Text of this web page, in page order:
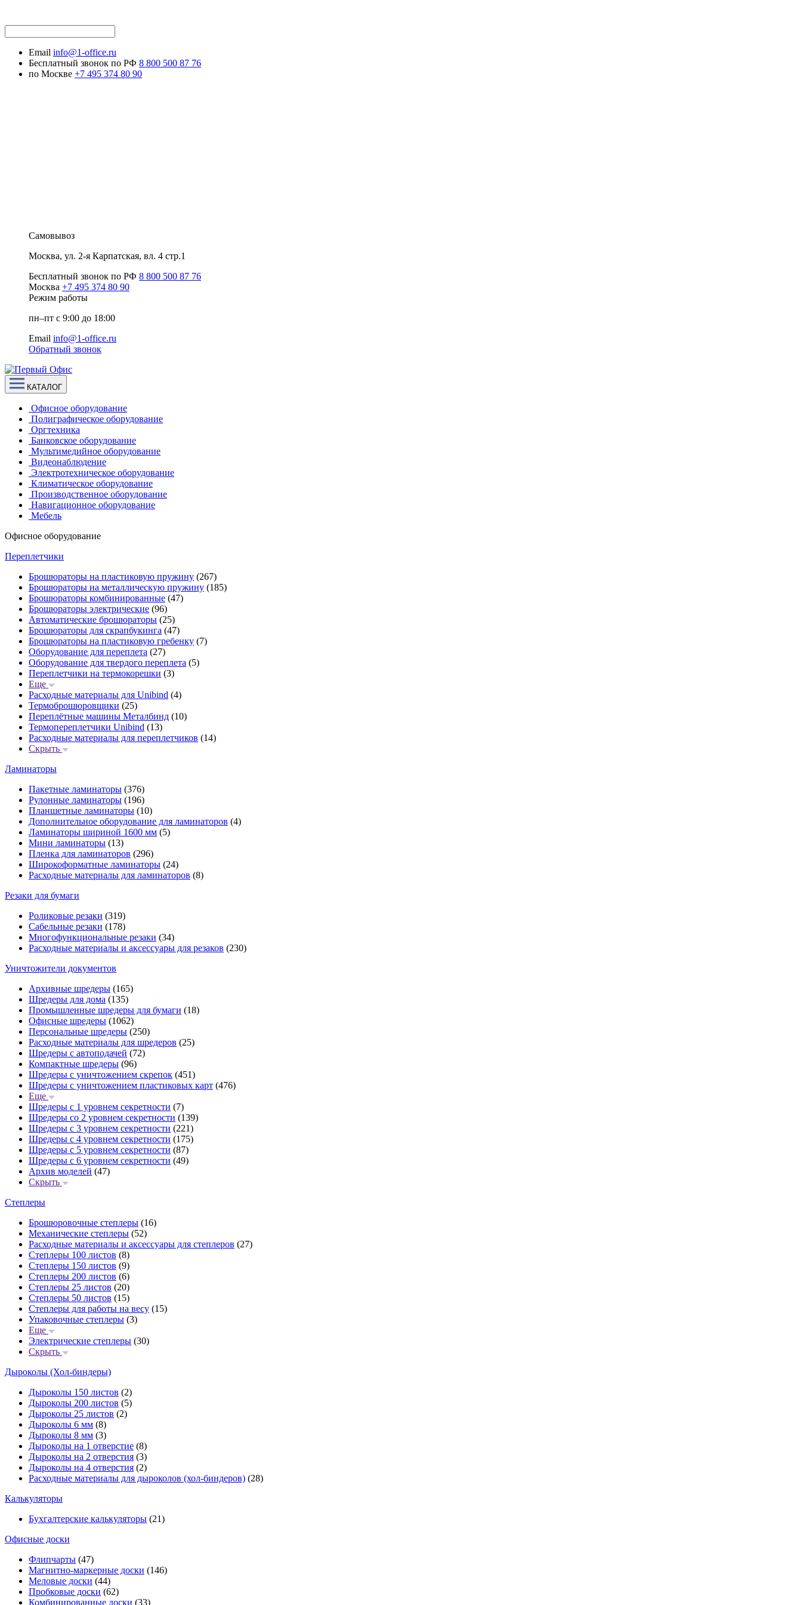
Email info@1-office.ru
Бесплатный звонок по РФ 8 800 500 87 76
по Москве +7 495 374 80 90
Самовывоз
Москва, ул. 2-я Карпатская, вл. 4 стр.1
Бесплатный звонок по РФ 8 800 500 87 76
Москва +7 495 374 80 90
Режим работы
пн–пт с 9:00 до 18:00
Email info@1-office.ru
Обратный звонок
КАТАЛОГ
Офисное оборудование
Полиграфическое оборудование
Оргтехника
Банковское оборудование
Мультимедийное оборудование
Видеонаблюдение
Электротехническое оборудование
Климатическое оборудование
Производственное оборудование
Навигационное оборудование
Мебель
Офисное оборудование
Переплетчики
Брошюраторы на пластиковую пружину (267)
Брошюраторы на металлическую пружину (185)
Брошюраторы комбинированные (47)
Брошюраторы электрические (96)
Автоматические брошюраторы (25)
Брошюраторы для скрапбукинга (47)
Брошюраторы на пластиковую гребенку (7)
Оборудование для переплета (27)
Оборудование для твердого переплета (5)
Переплетчики на термокорешки (3)
Еще
Расходные материалы для Unibind (4)
Термоброшюровщики (25)
Переплётные машины Металбинд (10)
Термопереплетчики Unibind (13)
Расходные материалы для переплетчиков (14)
Скрыть
Ламинаторы
Пакетные ламинаторы (376)
Рулонные ламинаторы (196)
Планшетные ламинаторы (10)
Дополнительное оборудование для ламинаторов (4)
Ламинаторы шириной 1600 мм (5)
Мини ламинаторы (13)
Пленка для ламинаторов (296)
Широкоформатные ламинаторы (24)
Расходные материалы для ламинаторов (8)
Резаки для бумаги
Роликовые резаки (319)
Сабельные резаки (178)
Многофункциональные резаки (34)
Расходные материалы и аксессуары для резаков (230)
Уничтожители документов
Архивные шредеры (165)
Шредеры для дома (135)
Промышленные шредеры для бумаги (18)
Офисные шредеры (1062)
Персональные шредеры (250)
Расходные материалы для шредеров (25)
Шредеры с автоподачей (72)
Компактные шредеры (96)
Шредеры с уничтожением скрепок (451)
Шредеры с уничтожением пластиковых карт (476)
Еще
Шредеры с 1 уровнем секретности (7)
Шредеры со 2 уровнем секретности (139)
Шредеры с 3 уровнем секретности (221)
Шредеры с 4 уровнем секретности (175)
Шредеры с 5 уровнем секретности (87)
Шредеры с 6 уровнем секретности (49)
Архив моделей (47)
Скрыть
Степлеры
Брошюровочные степлеры (16)
Механические степлеры (52)
Расходные материалы и аксессуары для степлеров (27)
Степлеры 100 листов (8)
Степлеры 150 листов (9)
Степлеры 200 листов (6)
Степлеры 25 листов (20)
Степлеры 50 листов (15)
Степлеры для работы на весу (15)
Упаковочные степлеры (3)
Еще
Электрические степлеры (30)
Скрыть
Дыроколы (Хол-биндеры)
Дыроколы 150 листов (2)
Дыроколы 200 листов (5)
Дыроколы 25 листов (2)
Дыроколы 6 мм (8)
Дыроколы 8 мм (3)
Дыроколы на 1 отверстие (8)
Дыроколы на 2 отверстия (3)
Дыроколы на 4 отверстия (2)
Расходные материалы для дыроколов (хол-биндеров) (28)
Калькуляторы
Бухгалтерские калькуляторы (21)
Офисные доски
Флипчарты (47)
Магнитно-маркерные доски (146)
Меловые доски (44)
Пробковые доски (62)
Комбинированные доски (33)